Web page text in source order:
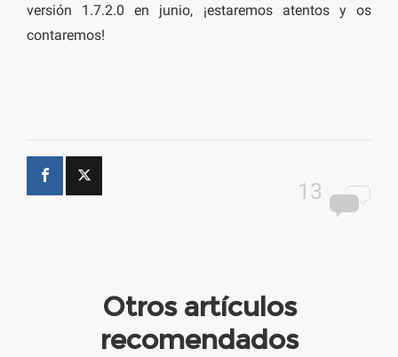
versión 1.7.2.0 en junio, ¡estaremos atentos y os
contaremos!
13
Otros artículos
recomendados